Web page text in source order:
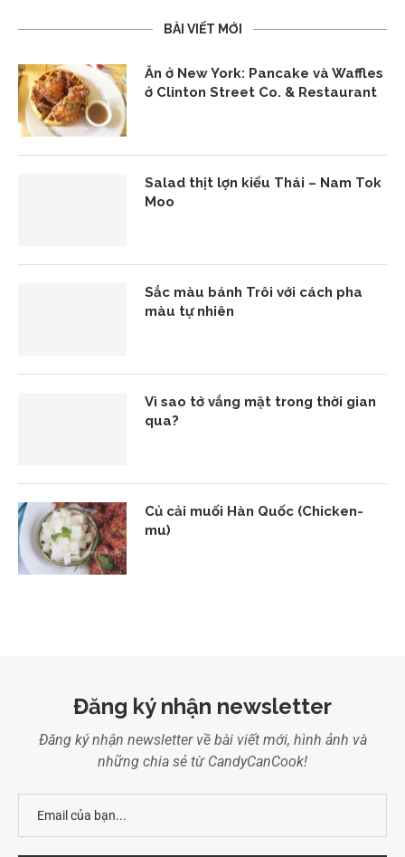
BÀI VIẾT MỚI
Ăn ở New York: Pancake và Waffles
ở Clinton Street Co. & Restaurant
Salad thịt lợn kiểu Thái – Nam Tok
Moo
Sắc màu bánh Trôi với cách pha
màu tự nhiên
Vì sao tớ vắng mặt trong thời gian
qua?
Củ cải muối Hàn Quốc (Chicken-
mu)
Đăng ký nhận newsletter
Đăng ký nhận newsletter về bài viết mới, hình ảnh và
những chia sẻ từ CandyCanCook!